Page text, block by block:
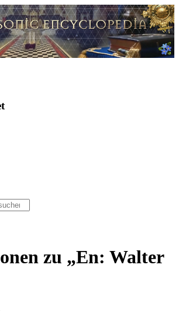
zu „En: Walter